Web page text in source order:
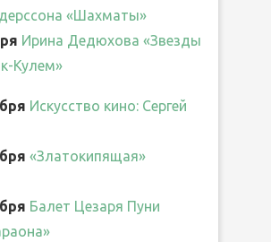
«Шахматы»
Ирина Дедюхова «Звезды
Кулем»
Искусство кино: Сергей
«Златокипящая»
Балет Цезаря Пуни